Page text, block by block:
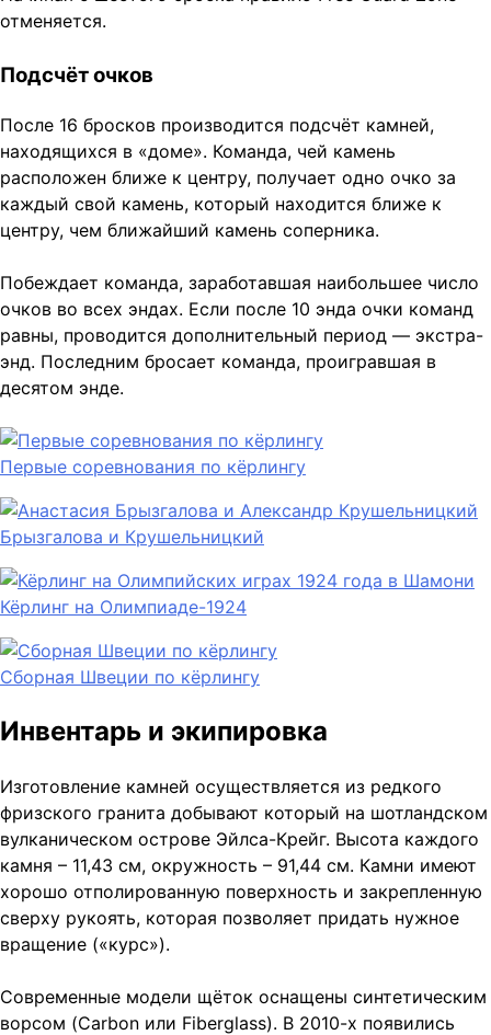
отменяется.
Подсчёт очков
После 16 бросков производится подсчёт камней,
находящихся в «доме». Команда, чей камень
расположен ближе к центру, получает одно очко за
каждый свой камень, который находится ближе к
центру, чем ближайший камень соперника.
Побеждает команда, заработавшая наибольшее число
очков во всех эндах. Если после 10 энда очки команд
равны, проводится дополнительный период — экстра-
энд. Последним бросает команда, проигравшая в
десятом энде.
Первые соревнования по кёрлингу
Брызгалова и Крушельницкий
Кёрлинг на Олимпиаде-1924
Сборная Швеции по кёрлингу
Инвентарь и экипировка
Изготовление камней осуществляется из редкого
фризского гранита добывают который на шотландском
вулканическом острове Эйлса-Крейг. Высота каждого
камня – 11,43 см, окружность – 91,44 см. Камни имеют
хорошо отполированную поверхность и закрепленную
сверху рукоять, которая позволяет придать нужное
вращение («курс»).
Современные модели щёток оснащены синтетическим
ворсом (Carbon или Fiberglass). В 2010-х появились